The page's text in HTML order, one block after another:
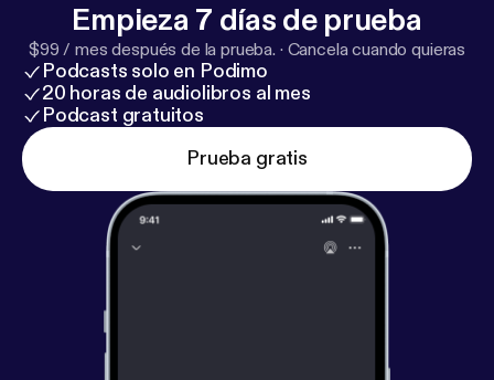
Empieza 7 días de prueba
$99 / mes después de la prueba. · Cancela cuando quieras
Podcasts solo en Podimo
20 horas de audiolibros al mes
Podcast gratuitos
Prueba gratis